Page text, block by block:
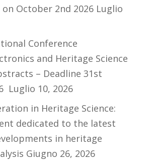
October 2nd 2026 Luglio
Conference
and Heritage Science
– Deadline 31st
Luglio 10, 2026
in Heritage Science:
dedicated to the latest
in heritage
Giugno 26, 2026